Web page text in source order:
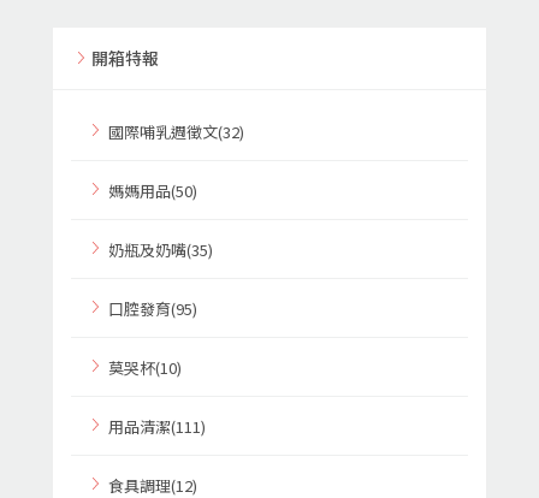
開箱特報
國際哺乳週徵文(32)
媽媽用品(50)
奶瓶及奶嘴(35)
口腔發育(95)
莫哭杯(10)
用品清潔(111)
食具調理(12)